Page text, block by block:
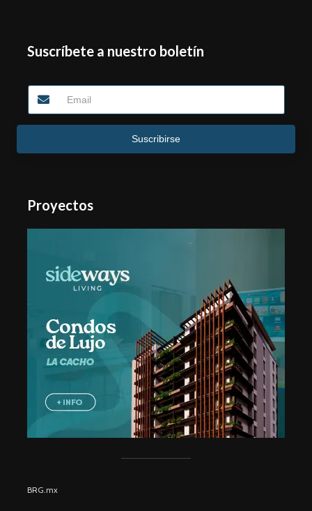
Suscríbete a nuestro boletín
Suscribirse
Proyectos
BRG.mx